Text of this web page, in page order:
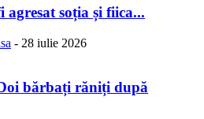
soția și fiica...
- 28 iulie 2026
bărbați răniți după